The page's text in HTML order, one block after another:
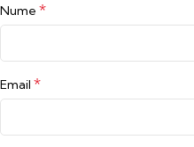
Nume *
Email *